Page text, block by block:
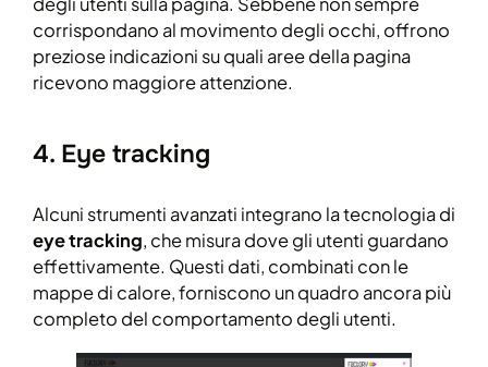
corrispondano al movimento degli occhi, offrono
preziose indicazioni su quali aree della pagina
ricevono maggiore attenzione.
4. Eye tracking
Alcuni strumenti avanzati integrano la tecnologia di
eye tracking, che misura dove gli utenti guardano
effettivamente. Questi dati, combinati con le
mappe di calore, forniscono un quadro ancora più
completo del comportamento degli utenti.